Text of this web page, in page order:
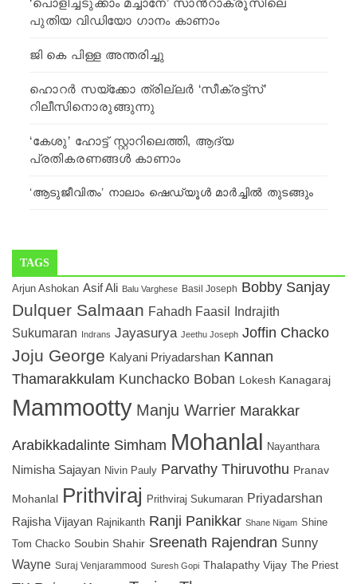
‘പൊളിച്ചടുക്കാം മച്ചാനേ’ സാന്‍റാക്രൂസിലെ
പുതിയ വിഡിയോ ഗാനം കാണാം
ജി കെ പിള്ള അന്തരിച്ചു
ഹൊറർ സയ്ക്കോ ത്രില്ലർ ‘സീക്രട്ട്സ്’
റിലീസിനൊരുങ്ങുന്നു
‘കേശു’ ഹോട്ട് സ്റ്റാറിലെത്തി, ആദ്യ
പ്രതികരണങ്ങള്‍ കാണാം
‘ആടുജീവിതം’ നാലാം ഷെഡ്യൂള്‍ മാര്‍ച്ചില്‍ തുടങ്ങും
TAGS
Arjun Ashokan Asif Ali Balu Varghese Basil Joseph Bobby Sanjay
Dulquer Salmaan Fahadh Faasil
Indrajith
Sukumaran Indrans Jayasurya Jeethu Joseph Joffin Chacko
Joju George Kalyani Priyadarshan Kannan
Thamarakkulam Kunchacko Boban Lokesh Kanagaraj
Mammootty Manju Warrier Marakkar
Arabikkadalinte Simham Mohanlal Nayanthara
Nimisha Sajayan Nivin Pauly Parvathy Thiruvothu Pranav
Mohanlal Prithviraj Prithviraj Sukumaran Priyadarshan
Rajisha Vijayan Rajnikanth Ranji Panikkar Shane Nigam Shine
Tom Chacko Soubin Shahir Sreenath Rajendran Sunny
Wayne Suraj Venjarammood Suresh Gopi Thalapathy Vijay The Priest